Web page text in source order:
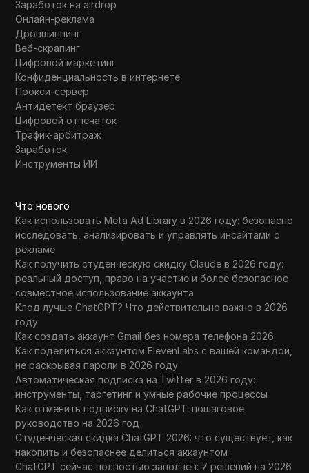
Заработок на airdrop
Онлайн-реклама
Дропшиппинг
Веб-скрапинг
Цифровой маркетинг
Конфиденциальность в интернете
Прокси-сервер
Антидетект браузер
Цифровой отпечаток
Трафик-арбитраж
Заработок
Инструменты ИИ
Что нового
Как использовать Meta Ad Library в 2026 году: безопасно
исследовать, анализировать и управлять инсайтами о
рекламе
Как получить студенческую скидку Claude в 2026 году:
реальный доступ, право на участие и более безопасное
совместное использование аккаунта
Клод лучше ChatGPT? Что действительно важно в 2026
году
Как создать аккаунт Gmail без номера телефона 2026
Как поделиться аккаунтом ElevenLabs с вашей командой,
не раскрывая пароли в 2026 году
Автоматическая подписка на Twitter в 2026 году:
инструменты, таргетинг и умные рабочие процессы
Как отменить подписку на ChatGPT: пошаговое
руководство на 2026 год
Студенческая скидка ChatGPT 2026: что существует, как
накопить и безопаснее делиться аккаунтом
ChatGPT сейчас полностью заполнен: 7 решений на 2026